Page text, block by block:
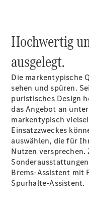
Citan
Kastenwagen
Konfigurator
Mercedes-
Benz Store
Marco Polo
Hochwertig
ausgelegt.
Die markentypische
sehen und spüren.
puristisches Design
das Angebot an
markentypisch
Einsatzzweckes
auswählen, die für
Nutzen
Brems-Assistent mit
Spurhalte-Assistent.